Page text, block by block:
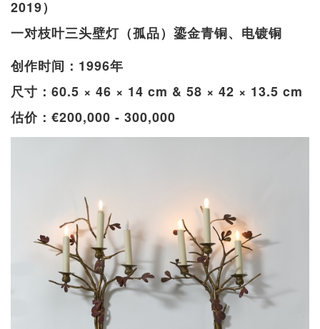
2019）
一对枝叶三头壁灯（孤品）鎏金青铜、电镀铜
创作时间：1996年
尺寸：60.5 × 46 × 14 cm & 58 × 42 × 13.5 cm
估价：€200,000 - 300,000